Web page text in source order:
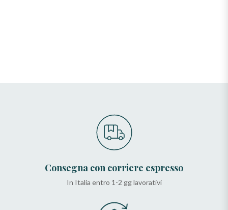
Consegna con corriere espresso
In Italia entro 1-2 gg lavorativi